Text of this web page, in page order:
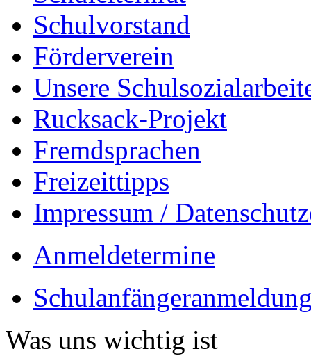
Schulvorstand
Förderverein
Unsere
Rucksack-Projekt
Fremdsprachen
Freizeittipps
Impressum /
Anmeldetermine
Was uns wichtig ist